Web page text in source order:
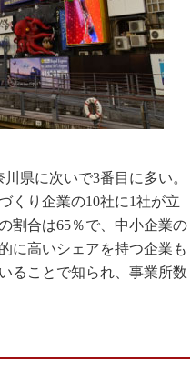
県に次いで3番目に多い。
くり企業の10社に1社が立
割合は65％で、中小企業の
に高いシェアを持つ企業も
ることで知られ、事業所数